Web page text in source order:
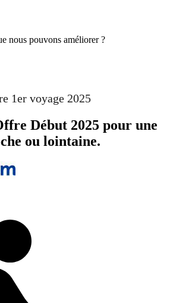
nous pouvons améliorer ?
1er voyage 2025
Début 2025 pour une
ou lointaine.